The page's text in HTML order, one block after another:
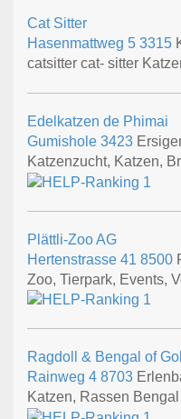
Cat Sitter
Hasenmattweg 5 3315
catsitter cat- sitter
Edelkatzen de Phimai
Gumishole 3423
Katzenzucht, Katzen,
Plättli-Zoo AG
Hertenstrasse 41 8500
Zoo, Tierpark, Events,
Ragdoll & Bengal of
Rainweg 4 8703
Katzen, Rassen Bengal